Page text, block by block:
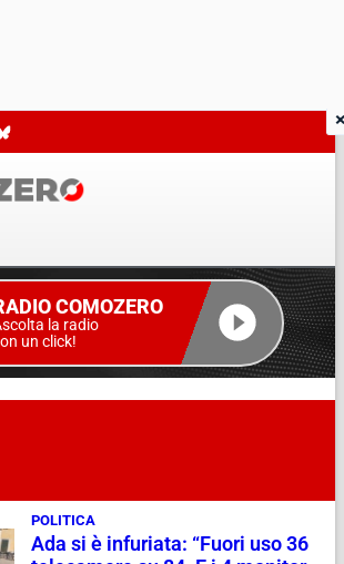
COMOZERO
la radio
un click!
POLITICA
Ada si è infuriata: “Fuori uso 36